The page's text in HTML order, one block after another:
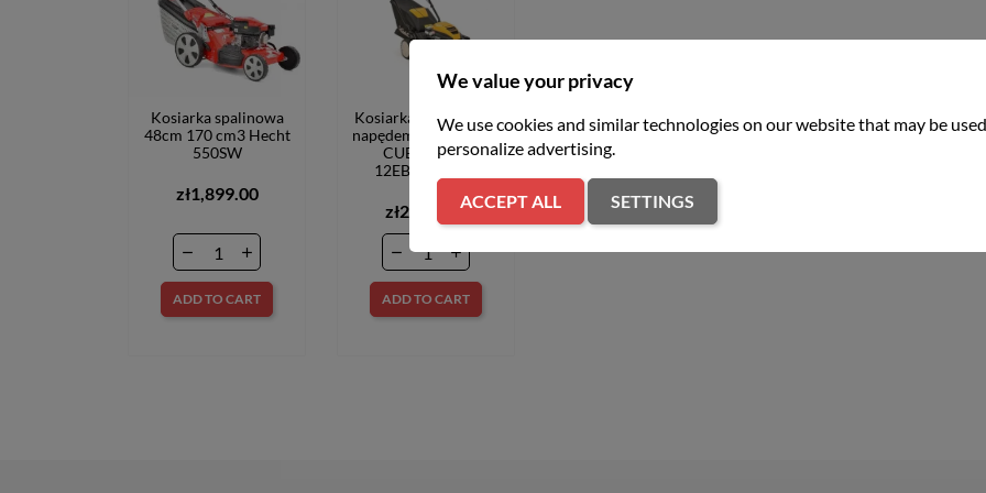
Kosiarka spalinowa
48cm 170 cm3 Hecht
550SW
zł1,899.00
ADD TO CART
Kosiarka spalinowa z
napędem LM2 DR46S
CUB CADET
12EBTQKC603
zł2,399.00
ADD TO CART
We value your privacy
We use cookies and similar technologies on our website that may be
personalize advertising.
ACCEPT ALL SETTINGS